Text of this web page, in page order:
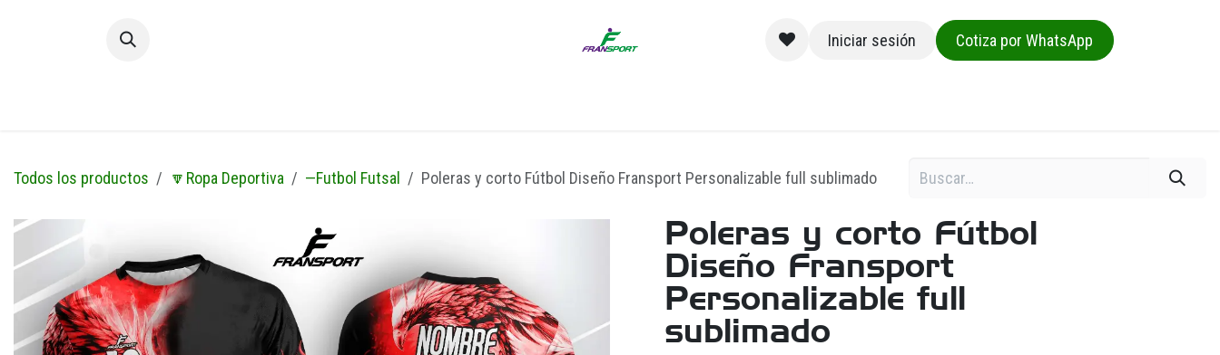
Iniciar sesión
Cotiza por WhatsApp
Todos los productos 🔽Ropa Deportiva —Futbol Futsal Poleras y corto Fútbol Diseño Fransport Personalizable full sublimado
Poleras y corto Fútbol
Diseño Fransport
Personalizable full
sublimado